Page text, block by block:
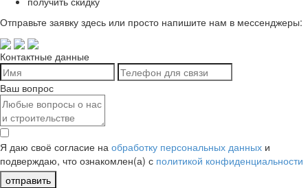
Отправьте заявку здесь или просто напишите нам в мессенджеры:
Контактные данные
Ваш вопрос
Я даю своё согласие на обработку персональных данных и
подверждаю, что ознакомлен(а) с политикой конфиденциальности
отправить